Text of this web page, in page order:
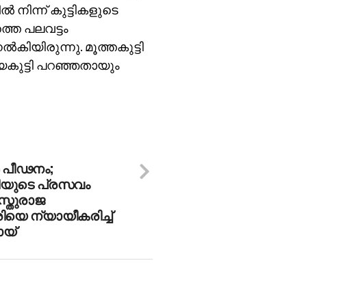
നിന്ന് കുട്ടികളുടെ
പലവട്ടം
മൂത്തകുട്ടി
പറഞ്ഞതായും
പ്രസവം
ന്യായീകരിച്ച്